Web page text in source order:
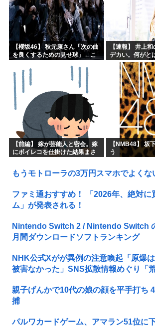
【櫻坂46】 秋元康さん「次の曲
を良くするための見せ球」←こ
【速報】 井上
デカい。何がと
【前編】 嫁が芸能人と密会。嫁
にボイレコを仕掛けた結果まさ
【NMB48】 坂
う
もうモトローラの3万円スマホでよくな
ファミ通おすすめ！ 「2026年、絶対に
ム」が発表される！
Nintendo Switch 2 / Nintendo Switch
月間ダウンロードソフトランキング
NHK公式Xがが異例の注意喚起「原爆
被害なかった」SNS拡散情報めぐり「
親子げんかで10代の娘の顔を平手打ち
捕
パルワカードゲーム、アマラン51位に